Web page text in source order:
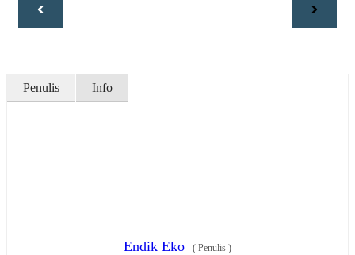
Penulis Info
Endik Eko ( Penulis )